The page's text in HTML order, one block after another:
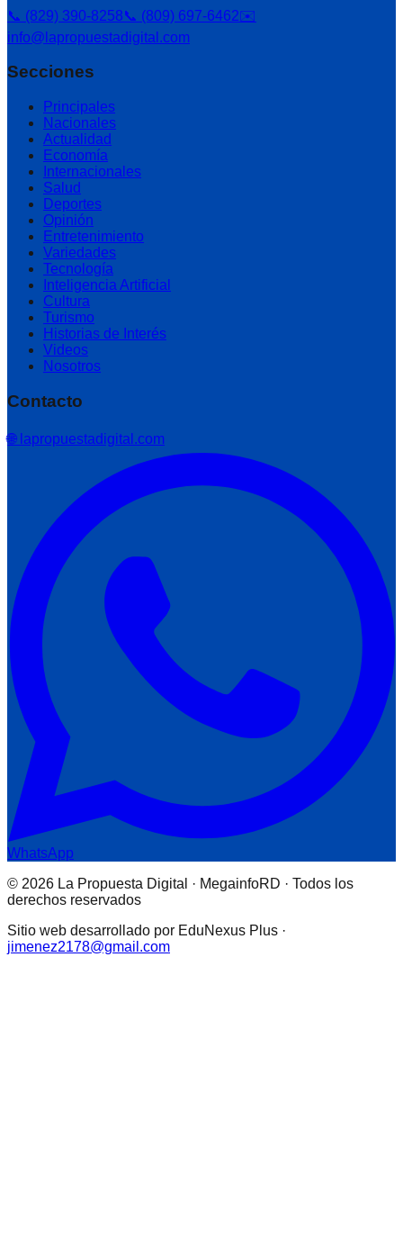
📞 (829) 390-8258📞 (809) 697-6462✉️
info@lapropuestadigital.com
Secciones
Principales
Nacionales
Actualidad
Economía
Internacionales
Salud
Deportes
Opinión
Entretenimiento
Variedades
Tecnología
Inteligencia Artificial
Cultura
Turismo
Historias de Interés
Videos
Nosotros
Contacto
🌐 lapropuestadigital.com
WhatsApp
© 2026 La Propuesta Digital · MegainfoRD · Todos los
derechos reservados
Sitio web desarrollado por EduNexus Plus ·
jimenez2178@gmail.com